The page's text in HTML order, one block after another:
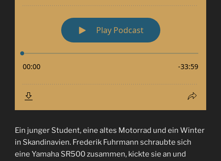
Ein junger Student, eine altes Motorrad und ein Winter
in Skandinavien. Frederik Fuhrmann schraubte sich
eine Yamaha SR500 zusammen, kickte sie an und